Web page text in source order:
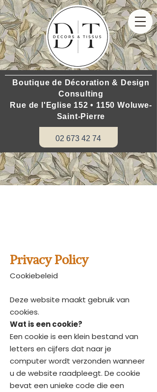
Boutique de Décoration & Design
Consulting
Rue de l'Eglise 152 • 1150 Woluwe-
Saint-Pierre
02 673 42 74
Privacy Policy
Cookiebeleid
Deze website maakt gebruik van
cookies.
Wat is een cookie?
Een cookie is een klein bestand van
letters en cijfers dat naar je
computer wordt verzonden wanneer
u de website raadpleegt. De cookie
bevat een unieke code die een